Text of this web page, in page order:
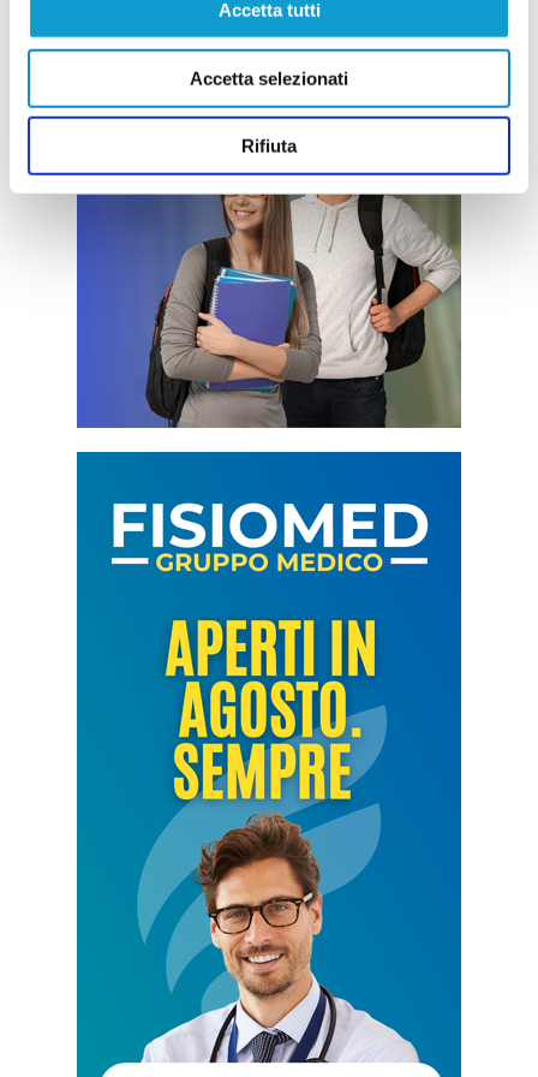
Accetta tutti
Accetta selezionati
Rifiuta